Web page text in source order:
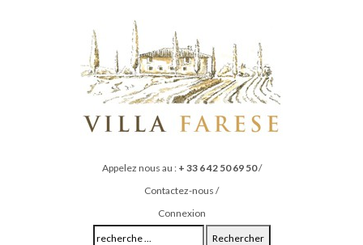
Appelez nous au : + 33 6 42 50 69 50/
Contactez-nous /
Connexion
Rechercher